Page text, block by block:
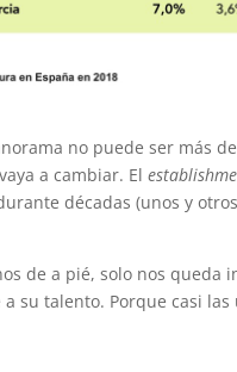
no puede ser más
a cambiar. El
décadas (unos y
de a pié, solo nos
su talento. Porque casi